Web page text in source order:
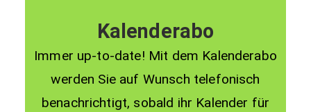
Kalenderabo
Immer up-to-date! Mit dem Kalenderabo
werden Sie auf Wunsch telefonisch
benachrichtigt, sobald ihr Kalender für